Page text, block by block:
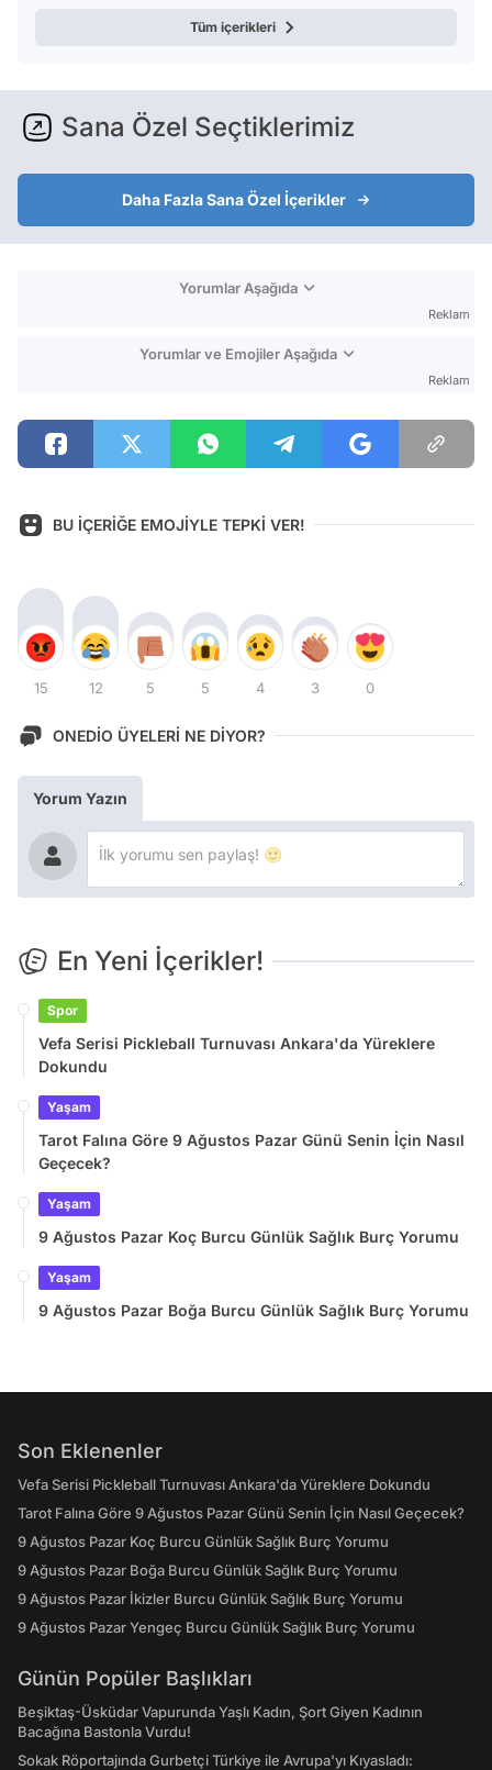
Tüm içerikleri
Sana Özel Seçtiklerimiz
Daha Fazla Sana Özel İçerikler
Yorumlar Aşağıda
Reklam
Yorumlar ve Emojiler Aşağıda
Reklam
BU İÇERİĞE EMOJİYLE TEPKİ VER!
15 12 5 5 4 3 0
ONEDİO ÜYELERİ NE DİYOR?
Yorum Yazın
En Yeni İçerikler!
Spor
Vefa Serisi Pickleball Turnuvası Ankara'da Yüreklere
Dokundu
Yaşam
Tarot Falına Göre 9 Ağustos Pazar Günü Senin İçin Nasıl
Geçecek?
Yaşam
9 Ağustos Pazar Koç Burcu Günlük Sağlık Burç Yorumu
Yaşam
9 Ağustos Pazar Boğa Burcu Günlük Sağlık Burç Yorumu
Son Eklenenler
Vefa Serisi Pickleball Turnuvası Ankara'da Yüreklere Dokundu
Tarot Falına Göre 9 Ağustos Pazar Günü Senin İçin Nasıl Geçecek?
9 Ağustos Pazar Koç Burcu Günlük Sağlık Burç Yorumu
9 Ağustos Pazar Boğa Burcu Günlük Sağlık Burç Yorumu
9 Ağustos Pazar İkizler Burcu Günlük Sağlık Burç Yorumu
9 Ağustos Pazar Yengeç Burcu Günlük Sağlık Burç Yorumu
Günün Popüler Başlıkları
Beşiktaş-Üsküdar Vapurunda Yaşlı Kadın, Şort Giyen Kadının
Bacağına Bastonla Vurdu!
Sokak Röportajında Gurbetçi Türkiye ile Avrupa'yı Kıyasladı: